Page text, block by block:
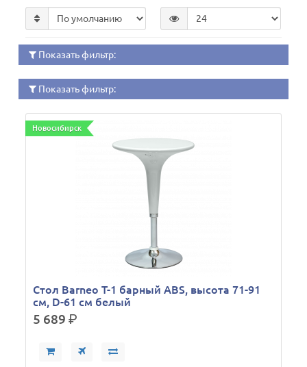
Показать фильтр:
Показать фильтр:
Новосибирск
Стол Barneo T-1 барный ABS, высота 71-91
см, D-61 см белый
5 689р.